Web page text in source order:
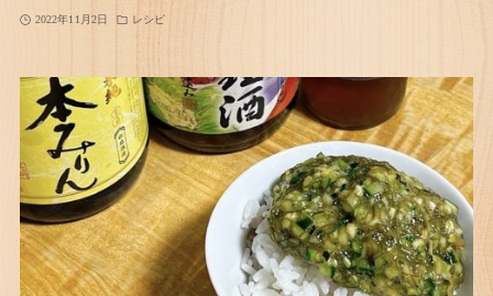
2022年11月2日 レシピ